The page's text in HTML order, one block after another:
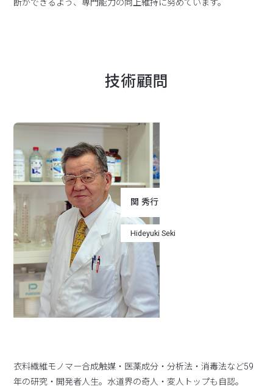
断ができるよう、専門能力の向上維持に努めています。
技術顧問
関 秀行
Hideyuki Seki
衣料繊維モノマー合成触媒・医薬成分・分析法・消毒法など59
年の研究・開発者人生。水道界の奇人・変人トップも自認。